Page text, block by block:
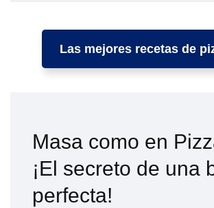
Las mejores recetas de
Masa como en
¡El secreto de una
perfecta!